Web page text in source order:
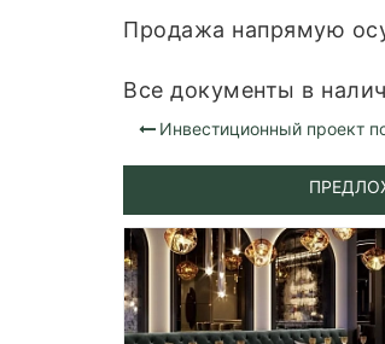
Продажа напрямую
Все документы в
Инвестиционный проект